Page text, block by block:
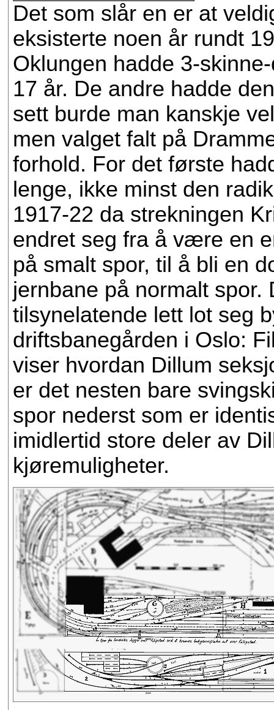
Det som slår en er at
eksisterte noen år rundt
Oklungen hadde 3-
17 år. De andre hadde
sett burde man kanskje
men valget falt på
forhold. For det første
lenge, ikke minst den
1917-22 da strekningen
endret seg fra å være en
på smalt spor, til å bli en
jernbane på normalt
tilsynelatende lett lot seg
driftsbanegården i Oslo:
viser hvordan Dillum
er det nesten bare
spor nederst som er
imidlertid store deler av
kjøremuligheter.